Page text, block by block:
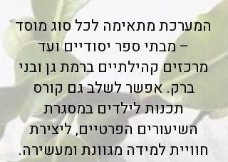
המערכת מתאימה לכל סוג מוסד
– מבתי ספר יסודיים ועד
מרכזים קהילתיים ברמת גן ובני
ברק. אפשר לשלב גם קורס
תכנות לילדים במסגרת
השיעורים הפרטיים, ליצירת
חוויית למידה מגוונת ומעשירה.